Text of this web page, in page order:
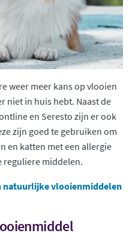
weer meer kans op vlooien
niet in huis hebt. Naast de
en Seresto zijn er ook
zijn goed te gebruiken om
en katten met een allergie
reguliere middelen.
natuurlijke vlooienmiddelen